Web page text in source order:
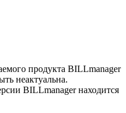
продукта BILLmanager
неактуальна.
BILLmanager находится